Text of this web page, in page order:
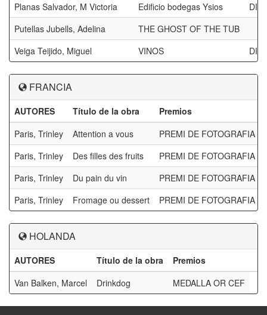
Planas Salvador, M Victoria
Edificio bodegas Ysios
Putellas Jubells, Adelina
THE GHOST OF THE TUB
Veiga Teijido, Miguel
VINOS
FRANCIA
AUTORES Título de la obra
Premios
Paris, Trinley
Attention a vous
PREMI DE FOTOGRAFIA
Paris, Trinley
Des filles des fruits
PREMI DE FOTOGRAFIA
Paris, Trinley
Du pain du vin
PREMI DE FOTOGRAFIA
Paris, Trinley
Fromage ou dessert PREMI DE FOTOGRAFIA
HOLANDA
AUTORES Título de la obra
Premios
Van Balken, Marcel
Drinkdog MEDALLA OR CEF